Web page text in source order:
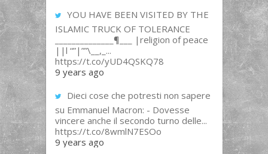
YOU HAVE BEEN VISITED BY THE
ISLAMIC TRUCK OF TOLERANCE
______________¶___ |religion of peace
||l “”|””\__,_...
https://t.co/yUD4QSKQ78
9 years ago
Dieci cose che potresti non sapere
su Emmanuel Macron: - Dovesse
vincere anche il secondo turno delle...
https://t.co/8wmlN7ESOo
9 years ago